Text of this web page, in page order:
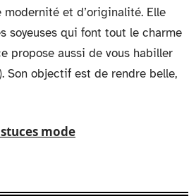
et d’originalité. Elle
soyeuses qui font tout le charme
propose aussi de vous habiller
Son objectif est de rendre belle,
mode